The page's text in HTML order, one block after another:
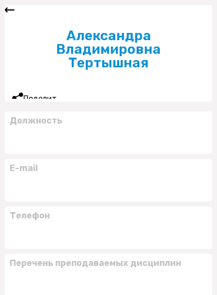
Александра
Владимировна
Тертышная
Поделиться
Должность
E-mail
Телефон
Перечень преподаваемых дисциплин